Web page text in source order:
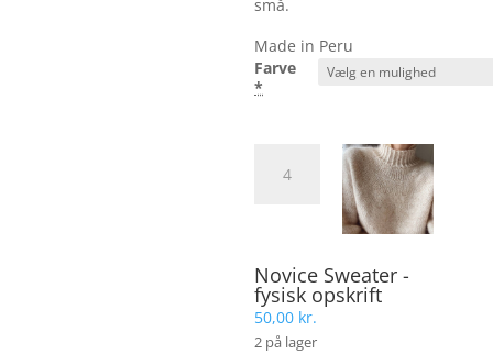
små.
Made in Peru
Farve
*
Flora
Novice Sweater -
fysisk opskrift
50,00 kr.
2 på lager